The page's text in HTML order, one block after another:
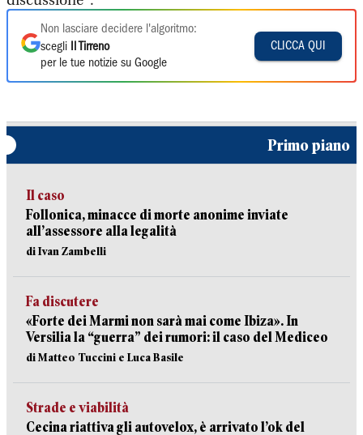
Non lasciare decidere l'algoritmo:
scegli
Il Tirreno
per le tue notizie su Google
CLICCA QUI
Primo piano
Il caso
Follonica, minacce di morte anonime inviate
all’assessore alla legalità
di Ivan Zambelli
Fa discutere
«Forte dei Marmi non sarà mai come Ibiza». In
Versilia la “guerra” dei rumori: il caso del Mediceo
di Matteo Tuccini e Luca Basile
Strade e viabilità
Cecina riattiva gli autovelox, è arrivato l’ok del